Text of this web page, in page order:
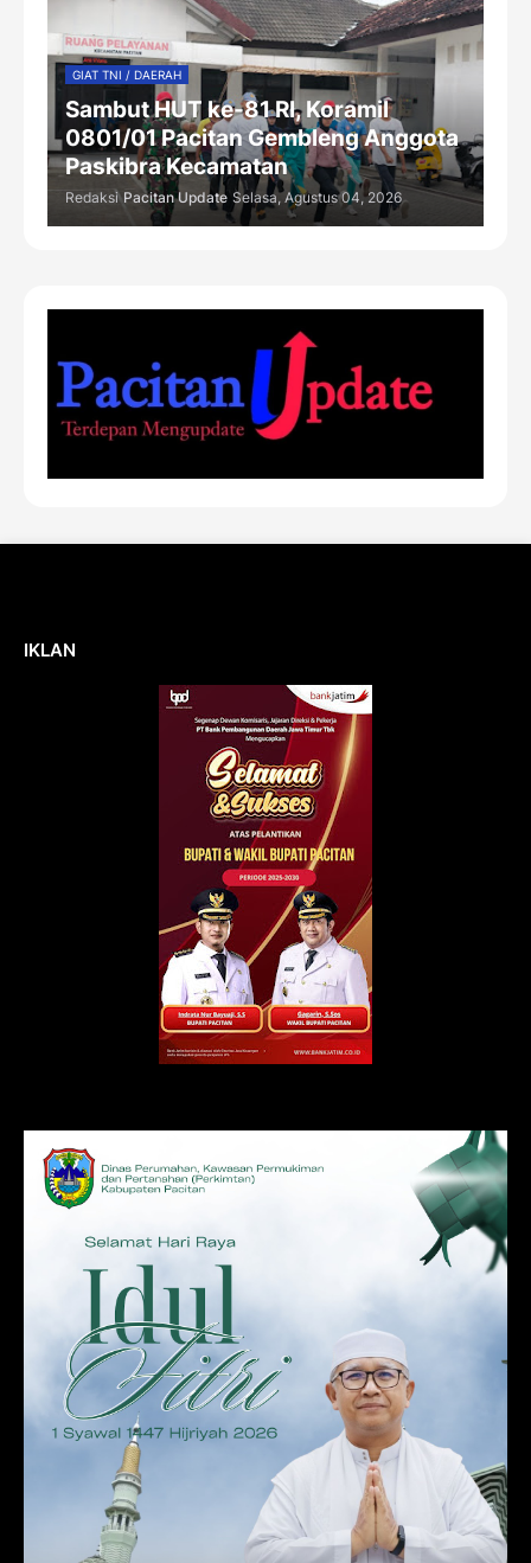
GIAT TNI / DAERAH
Sambut HUT ke-81 RI, Koramil
0801/01 Pacitan Gembleng Anggota
Paskibra Kecamatan
Redaksi Pacitan Update Selasa, Agustus 04, 2026
IKLAN